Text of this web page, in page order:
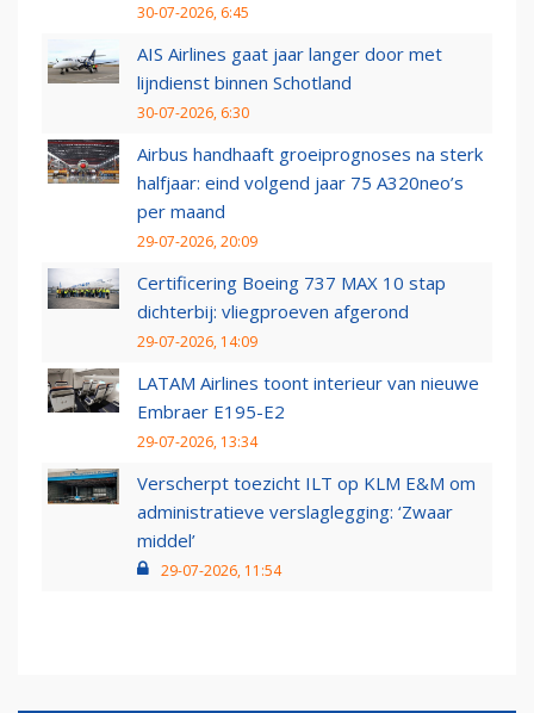
30-07-2026, 6:45
AIS Airlines gaat jaar langer door met
lijndienst binnen Schotland
30-07-2026, 6:30
Airbus handhaaft groeiprognoses na sterk
halfjaar: eind volgend jaar 75 A320neo’s
per maand
29-07-2026, 20:09
Certificering Boeing 737 MAX 10 stap
dichterbij: vliegproeven afgerond
29-07-2026, 14:09
LATAM Airlines toont interieur van nieuwe
Embraer E195-E2
29-07-2026, 13:34
Verscherpt toezicht ILT op KLM E&M om
administratieve verslaglegging: ‘Zwaar
middel’
29-07-2026, 11:54